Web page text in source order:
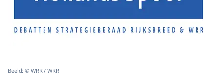
Beeld: © WRR / WRR